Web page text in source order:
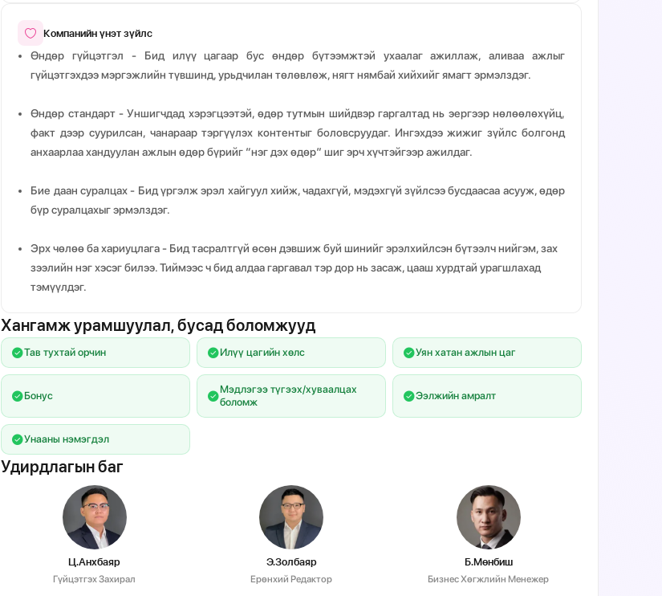
Компанийн үнэт зүйлс
Өндөр гүйцэтгэл - Бид илүү цагаар бус өндөр бүтээмжтэй ухаалаг ажиллаж, аливаа ажлыг
гүйцэтгэхдээ мэргэжлийн түвшинд, урьдчилан төлөвлөж, нягт нямбай хийхийг ямагт эрмэлздэг.
Өндөр стандарт- Уншигчдад хэрэгцээтэй, өдөр тутмын шийдвэр гаргалтад нь эергээр нөлөөлөхүйц,
факт дээр суурилсан, чанараар тэргүүлэх контентыг боловсруудаг. Ингэхдээ жижиг зүйлс болгонд
анхаарлаа хандуулан ажлын өдөр бүрийг “нэг дэх өдөр” шиг эрч хүчтэйгээр ажилдаг.
Бие даан суралцах- Бид үргэлж эрэл хайгуул хийж, чадахгүй, мэдэхгүй зүйлсээ бусдаасаа асууж, өдөр
бүр суралцахыг эрмэлздэг.
Эрх чөлөө ба хариуцлага- Бид тасралтгүй өсөн дэвшиж буй шинийг эрэлхийлсэн бүтээлч нийгэм, зах
зээлийн нэг хэсэг билээ. Тиймээс ч бид алдаа гаргавал тэр дор нь засаж, цааш хурдтай урагшлахад
тэмүүлдэг.
Хангамж урамшуулал, бусад боломжууд
Тав тухтай орчин Илүү цагийн хөлс Уян хатан ажлын цаг
Бонус
Мэдлэгээ түгээх/хуваалцах
боломж
Ээлжийн амралт
Унааны нэмэгдэл
Удирдлагын баг
Ц.Анхбаяр
Гүйцэтгэх Захирал
Э.Золбаяр
Ерөнхий Редактор
Б.Мөнбиш
Бизнес Хөгжлийн Менежер